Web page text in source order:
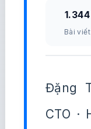
1.344
Bài viết
Đặng
CTO ·